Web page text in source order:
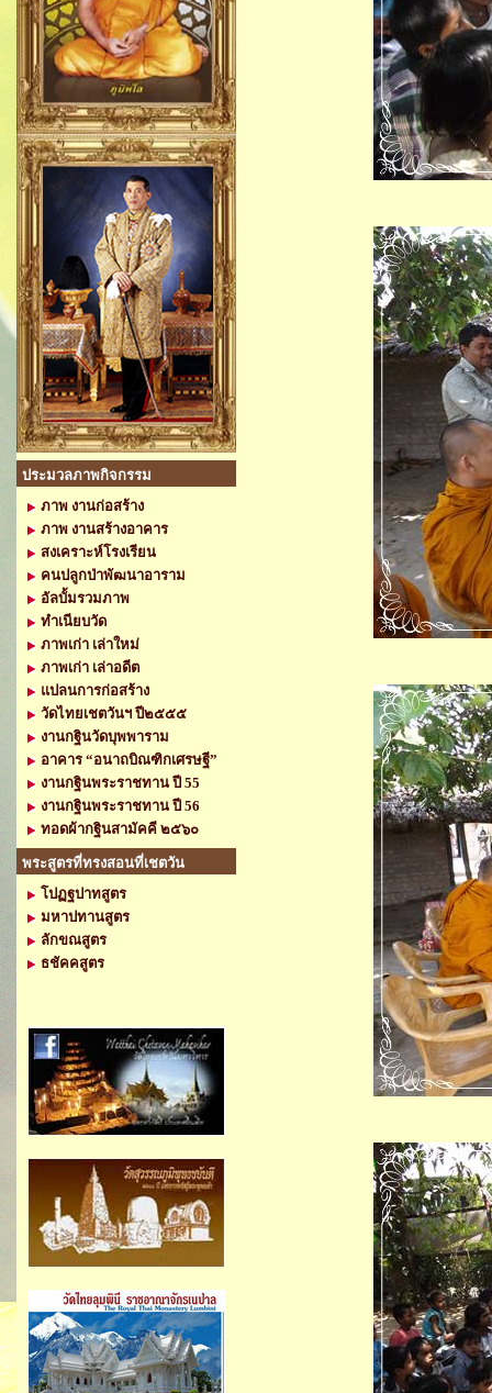
ประมวลภาพกิจกรรม
ภาพ งานก่อสร้าง
ภาพ งานสร้างอาคาร
สงเคราะห์โรงเรียน
คนปลูกป่าพัฒนาอาราม
อัลบั้มรวมภาพ
ทำเนียบวัด
ภาพเก่า เล่าใหม่
ภาพเก่า เล่าอดีต
แปลนการก่อสร้าง
วัดไทยเชตวันฯ ปี๒๕๕๕
งานกฐินวัดบุพพาราม
อาคาร “อนาถบิณฑิกเศรษฐี”
งานกฐินพระราชทาน ปี 55
งานกฐินพระราชทาน ปี 56
ทอดผ้ากฐินสามัคคี ๒๕๖๐
พระสูตรที่ทรงสอนที่เชตวัน
โปฏฐปาทสูตร
มหาปทานสูตร
ลักขณสูตร
ธชัคคสูตร